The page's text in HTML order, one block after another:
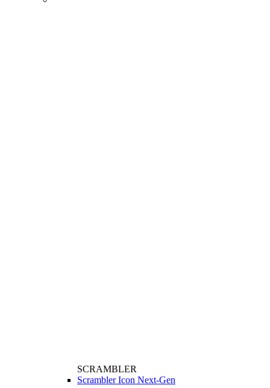
SCRAMBLER
Scrambler Icon Next-Gen